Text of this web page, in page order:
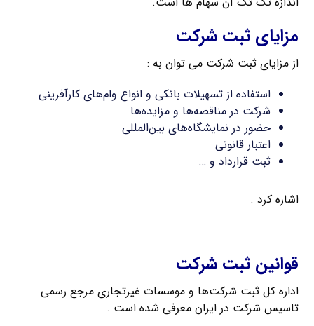
مزایای ثبت شرکت
از مزایای ثبت شرکت می توان به :
استفاده از تسهیلات بانکی و انواع وام‌های کارآفرینی
شرکت در مناقصه‌ها و مزایده‌ها
حضور در نمایشگاه‌های بین‌المللی
اعتبار قانونی
ثبت قرارداد و …
اشاره کرد .
قوانین ثبت شرکت
اداره کل ثبت شرکت‌ها و موسسات غیرتجاری مرجع رسمی
تاسیس شرکت در ایران معرفی شده است .